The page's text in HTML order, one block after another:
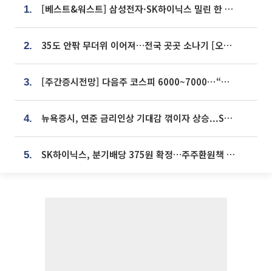
1. [베스트&워스트] 삼성전자·SK하이닉스 밀린 한 주…상상인증권은 85% 급등
2. 35도 안팎 무더위 이어져…전국 곳곳 소나기 [오늘 날씨]
3. [주간증시전망] 다음주 코스피 6000~7000⋯“外人 수급은 정책이 변수”
4. 뉴욕증시, 연준 금리인상 기대감 꺾이자 상승...S&P500 사상 최고치 [종합]
5. SK하이닉스, 분기배당 375원 확정…주주환원책 9월로 앞당겨 발표